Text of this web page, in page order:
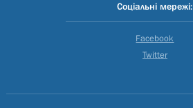
Соціальні мережі:
Facebook
Twitter